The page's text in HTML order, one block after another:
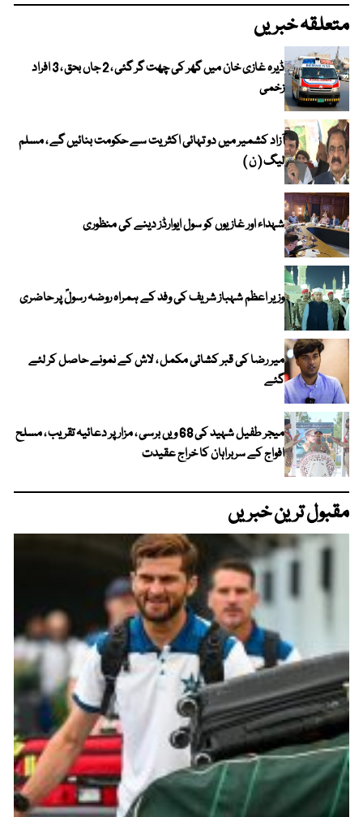
متعلقہ خبریں
ڈیرہ غازی خان میں گھر کی چھت گر گئی ، 2 جاں بحق ، 3 افراد
زخمی
آزاد کشمیر میں دو تہائی اکثریت سے حکومت بنائیں گے ، مسلم
لیگ ( ن )
شہداء اور غازیوں کو سول ایوارڈز دینے کی منظوری
وزیر اعظم شہباز شریف کی وفد کے ہمراہ روضہ رسولؐ پر حاضری
میر رضا کی قبر کشائی مکمل ، لاش کے نمونے حاصل کر لئے
گئے
میجر طفیل شہید کی 68 ویں برسی ، مزار پر دعائیہ تقریب ، مسلح
افواج کے سربراہان کا خراج عقیدت
مقبول ترین خبریں